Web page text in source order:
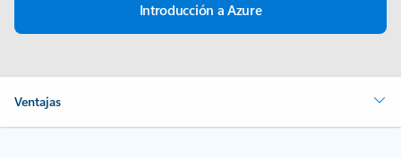
Introducción a Azure
Ventajas